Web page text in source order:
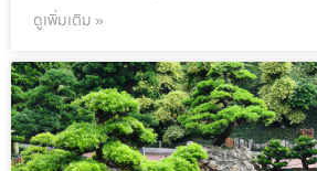
ดูเพิ่มเติม »